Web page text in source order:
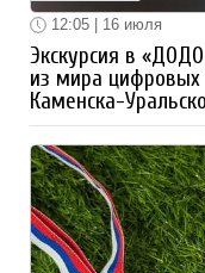
12:05 | 16 июля
Экскурсия в
из мира
Каменска-